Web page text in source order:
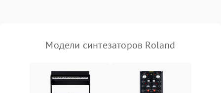
Модели синтезаторов Roland